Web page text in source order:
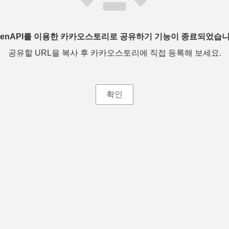
를 이용한 카카오스토리로 공유하기 기능이 종료되었습
공유할 URL을 복사 후 카카오스토리에 직접 등록해 보세요.
확인